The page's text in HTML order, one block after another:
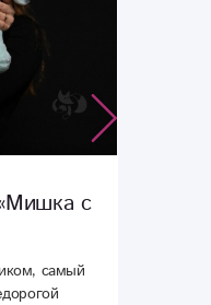
«Бим»
отлично дополнит
на любой праздник.
вас и дарить тепло!